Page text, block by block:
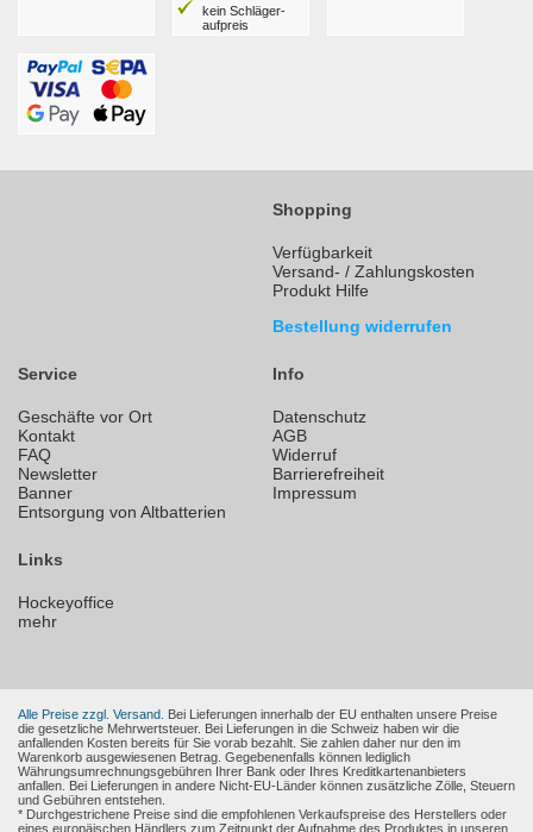
kein Schläger­
aufpreis
Shopping
Verfügbarkeit
Versand- / Zahlungskosten
Produkt Hilfe
Bestellung widerrufen
Service
Geschäfte vor Ort
Kontakt
FAQ
Newsletter
Banner
Entsorgung von Altbatterien
Info
Datenschutz
AGB
Widerruf
Barrierefreiheit
Impressum
Links
Hockeyoffice
mehr
Alle Preise zzgl. Versand. Bei Lieferungen innerhalb der EU enthalten unsere Preise
die gesetzliche Mehrwertsteuer. Bei Lieferungen in die Schweiz haben wir die
anfallenden Kosten bereits für Sie vorab bezahlt. Sie zahlen daher nur den im
Warenkorb ausgewiesenen Betrag. Gegebenenfalls können lediglich
Währungsumrechnungsgebühren Ihrer Bank oder Ihres Kreditkartenanbieters
anfallen. Bei Lieferungen in andere Nicht-EU-Länder können zusätzliche Zölle, Steuern
und Gebühren entstehen.
* Durchgestrichene Preise sind die empfohlenen Verkaufspreise des Herstellers oder
eines europäischen Händlers zum Zeitpunkt der Aufnahme des Produktes in unseren